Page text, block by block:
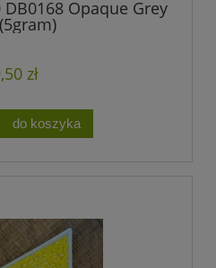
Opaque Grey
zł
do koszyka